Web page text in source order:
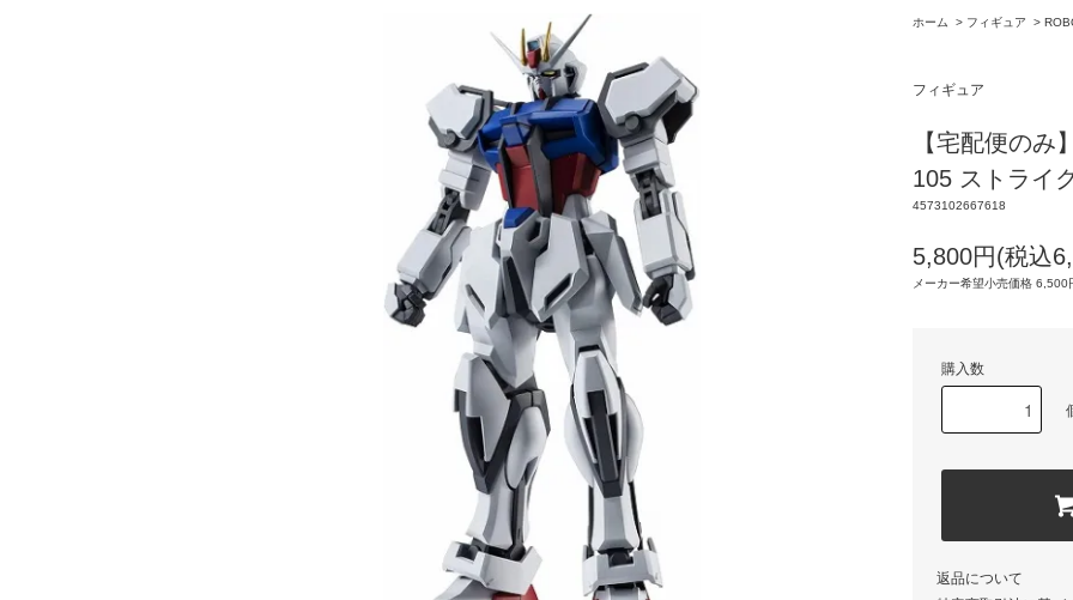
ホーム > フィギュア >
フィギュア
【宅配便のみ
105 ストライ
4573102667618
5,800円(税込
メーカー希望小売価格
購入数
返品について